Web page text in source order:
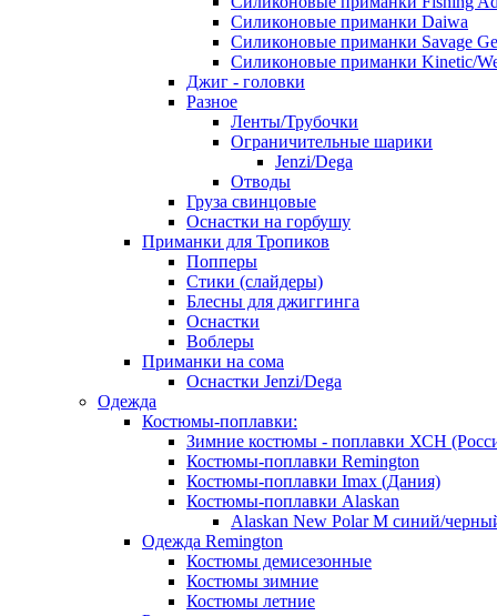
Силиконовые приманки Daiwa
Силиконовые приманки Savage
Силиконовые приманки Kinetic/
Джиг - головки
Разное
Ленты/Трубочки
Ограничительные шарики
Jenzi/Dega
Отводы
Груза свинцовые
Оснастки на горбушу
Приманки для Тропиков
Попперы
Стики (слайдеры)
Блесны для джиггинга
Оснастки
Воблеры
Приманки на сома
Оснастки Jenzi/Dega
Одежда
Костюмы-поплавки:
Зимние костюмы - поплавки ХСН
Костюмы-поплавки Remington
Костюмы-поплавки Imax (Дания)
Костюмы-поплавки Alaskan
Alaskan New Polar M синий/
Одежда Remington
Костюмы демисезонные
Костюмы зимние
Костюмы летние